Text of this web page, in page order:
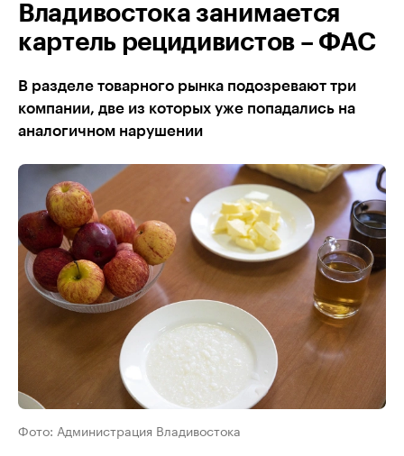
Владивостока занимается
картель рецидивистов – ФАС
В разделе товарного рынка подозревают три
компании, две из которых уже попадались на
аналогичном нарушении
Фото: Администрация Владивостока